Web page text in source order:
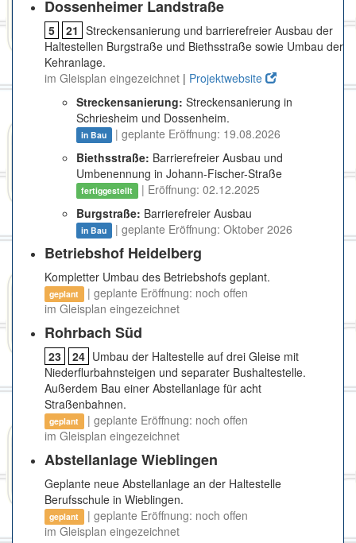
Dossenheimer Landstraße
5 21 Streckensanierung und barrierefreier Ausbau der
Haltestellen Burgstraße und Biethsstraße sowie Umbau der
Kehranlage.
im Gleisplan eingezeichnet | Projektwebsite
Streckensanierung: Streckensanierung in
Schriesheim und Dossenheim.
in Bau
| geplante Eröffnung: 19.08.2026
Biethsstraße: Barrierefreier Ausbau und
Umbenennung in Johann-Fischer-Straße
fertiggestellt
| Eröffnung: 02.12.2025
Burgstraße: Barrierefreier Ausbau
in Bau | geplante Eröffnung: Oktober 2026
Betriebshof Heidelberg
Kompletter Umbau des Betriebshofs geplant.
geplant
| geplante Eröffnung: noch offen
im Gleisplan eingezeichnet
Rohrbach Süd
23 24 Umbau der Haltestelle auf drei Gleise mit
Niederflurbahnsteigen und separater Bushaltestelle.
Außerdem Bau einer Abstellanlage für acht
Straßenbahnen.
geplant
| geplante Eröffnung: noch offen
im Gleisplan eingezeichnet
Abstellanlage Wieblingen
Geplante neue Abstellanlage an der Haltestelle
Berufsschule in Wieblingen.
geplant
| geplante Eröffnung: noch offen
im Gleisplan eingezeichnet